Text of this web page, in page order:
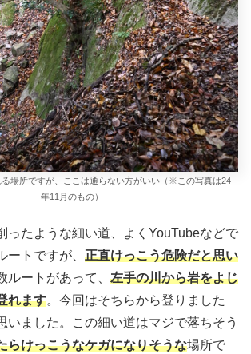
場所ですが、ここは通らない方がいい（※この写真は24
年11月のもの）
ったような細い道、よくYouTubeなどで
ートですが、 正直けっこう危険だと思い
ルートがあって、 左手の川から岩をよじ
れます。今回はそちらから登りました
いました。この細い道はマジで落ちそう
らけっこうなケガになりそうな場所で